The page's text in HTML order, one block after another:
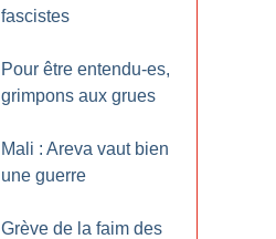
fascistes
Pour être entendu-es,
grimpons aux grues
Mali : Areva vaut bien
une guerre
Grève de la faim des